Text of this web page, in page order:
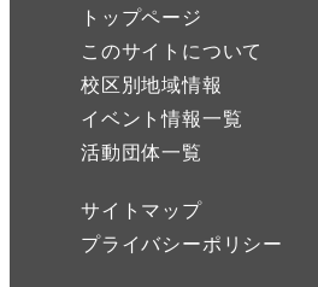
トップページ
このサイトについて
校区別地域情報
イベント情報一覧
活動団体一覧
サイトマップ
プライバシーポリシー